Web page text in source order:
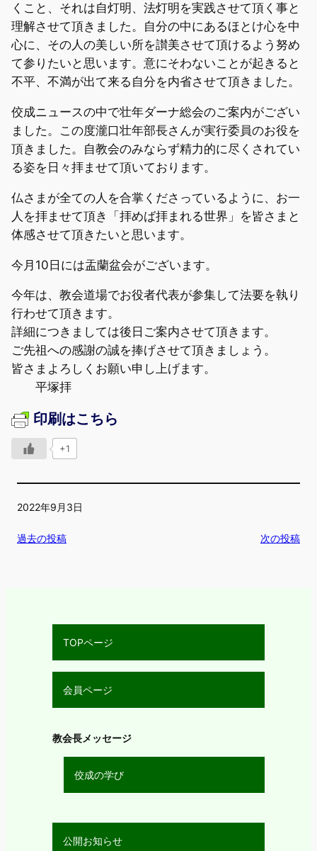
くこと、それは自灯明、法灯明を実践させて頂く事と
理解させて頂きました。自分の中にあるほとけ心を中
心に、その人の美しい所を讃美させて頂けるよう努め
て参りたいと思います。意にそわないことが起きると
不平、不満が出て来る自分を内省させて頂きました。
佼成ニュースの中で壮年ダーナ総会のご案内がござい
ました。この度瀧口壮年部長さんが実行委員のお役を
頂きました。自教会のみならず精力的に尽くされてい
る姿を日々拝ませて頂いております。
仏さまが全ての人を合掌くださっているように、お一
人を拝ませて頂き「拝めば拝まれる世界」を皆さまと
体感させて頂きたいと思います。
今月10日には盂蘭盆会がございます。
今年は、教会道場でお役者代表が参集して法要を執り
行わせて頂きます。
詳細につきましては後日ご案内させて頂きます。
ご先祖への感謝の誠を捧げさせて頂きましょう。
皆さまよろしくお願い申し上げます。
平塚拝
印刷はこちら
+1
2022年9月3日
過去の投稿 次の投稿
TOPページ
会員ページ
教会長メッセージ
佼成の学び
公開お知らせ